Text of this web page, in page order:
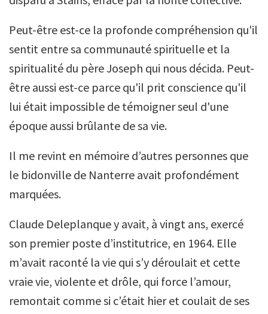
Peut-être est-ce la profonde compréhension qu'il
sentit entre sa communauté spirituelle et la
spiritualité du père Joseph qui nous décida. Peut-
être aussi est-ce parce qu'il prit conscience qu'il
lui était impossible de témoigner seul d'une
époque aussi brûlante de sa vie.
Il me revint en mémoire d’autres personnes que
le bidonville de Nanterre avait profondément
marquées.
Claude Deleplanque y avait, à vingt ans, exercé
son premier poste d’institutrice, en 1964. Elle
m’avait raconté la vie qui s’y déroulait et cette
vraie vie, violente et drôle, qui force l’amour,
remontait comme si c’était hier et coulait de ses